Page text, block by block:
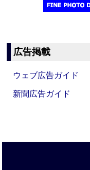
広告掲載
ウェブ広告ガイド
新聞広告ガイド